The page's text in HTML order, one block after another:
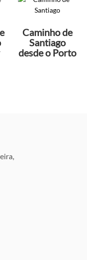
Caminho de
Santiago
desde o Porto